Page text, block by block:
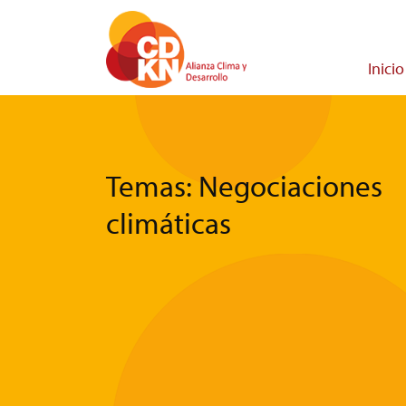
Inicio
Temas: Negociaciones
climáticas